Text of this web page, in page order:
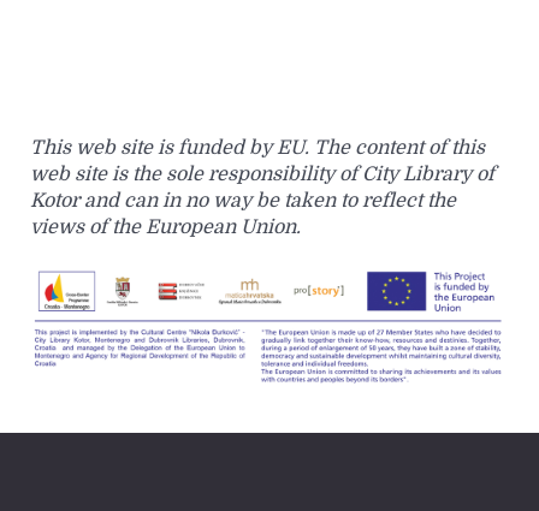
This web site is funded by EU. The content of this
web site is the sole responsibility of City Library of
Kotor and can in no way be taken to reflect the
views of the European Union.